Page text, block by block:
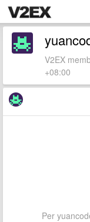
V2EX
+08:00
Per